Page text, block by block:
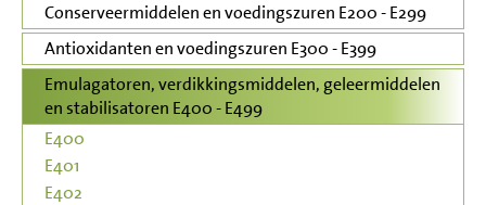
Conserveermiddelen en voedingszuren E200 - E299
Antioxidanten en voedingszuren E300 - E399
Emulagatoren, verdikkingsmiddelen, geleermiddelen
en stabilisatoren E400 - E499
E400
E401
E402